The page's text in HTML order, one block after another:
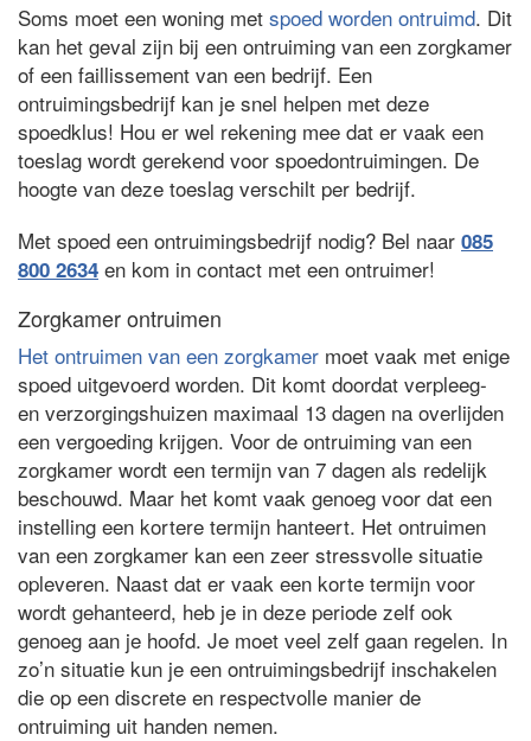
Soms moet een woning met spoed worden ontruimd. Dit
kan het geval zijn bij een ontruiming van een zorgkamer
of een faillissement van een bedrijf. Een
ontruimingsbedrijf kan je snel helpen met deze
spoedklus! Hou er wel rekening mee dat er vaak een
toeslag wordt gerekend voor spoedontruimingen. De
hoogte van deze toeslag verschilt per bedrijf.
Met spoed een ontruimingsbedrijf nodig? Bel naar 085
800 2634 en kom in contact met een ontruimer!
Zorgkamer ontruimen
Het ontruimen van een zorgkamer moet vaak met enige
spoed uitgevoerd worden. Dit komt doordat verpleeg-
en verzorgingshuizen maximaal 13 dagen na overlijden
een vergoeding krijgen. Voor de ontruiming van een
zorgkamer wordt een termijn van 7 dagen als redelijk
beschouwd. Maar het komt vaak genoeg voor dat een
instelling een kortere termijn hanteert. Het ontruimen
van een zorgkamer kan een zeer stressvolle situatie
opleveren. Naast dat er vaak een korte termijn voor
wordt gehanteerd, heb je in deze periode zelf ook
genoeg aan je hoofd. Je moet veel zelf gaan regelen. In
zo’n situatie kun je een ontruimingsbedrijf inschakelen
die op een discrete en respectvolle manier de
ontruiming uit handen nemen.